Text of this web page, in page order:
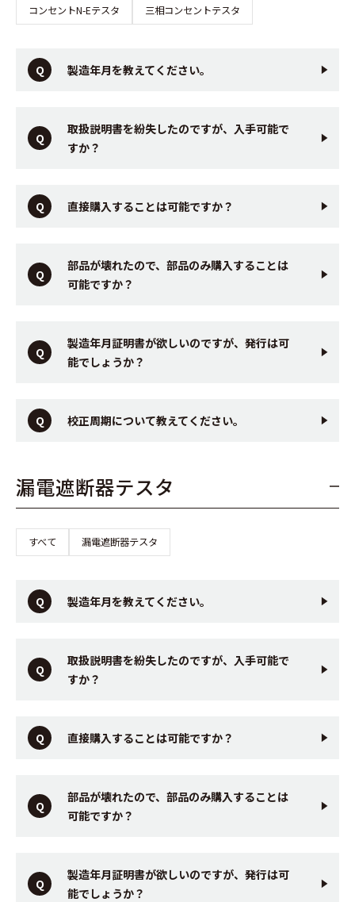
コンセントN-Eテスタ
三相コンセントテスタ
製造年月を教えてください。
取扱説明書を紛失したのですが、入手可能で
すか？
直接購入することは可能ですか？
部品が壊れたので、部品のみ購入することは
可能ですか？
製造年月証明書が欲しいのですが、発行は可
能でしょうか？
校正周期について教えてください。
漏電遮断器テスタ
すべて 漏電遮断器テスタ
製造年月を教えてください。
取扱説明書を紛失したのですが、入手可能で
すか？
直接購入することは可能ですか？
部品が壊れたので、部品のみ購入することは
可能ですか？
製造年月証明書が欲しいのですが、発行は可
能でしょうか？